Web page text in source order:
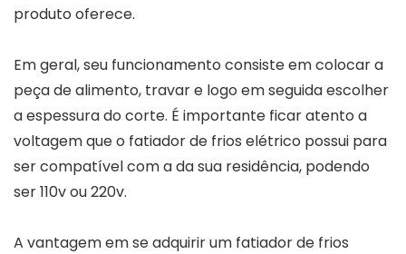
produto oferece.
Em geral, seu funcionamento consiste em colocar a
peça de alimento, travar e logo em seguida escolher
a espessura do corte. É importante ficar atento a
voltagem que o fatiador de frios elétrico possui para
ser compatível com a da sua residência, podendo
ser 110v ou 220v.
A vantagem em se adquirir um fatiador de frios